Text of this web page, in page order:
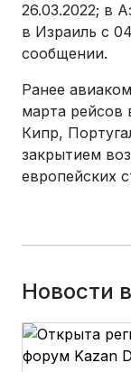
26.03.2022; в
в Израиль с
сообщении.
Ранее
марта
Кипр,
закрытием
европейских
Новости